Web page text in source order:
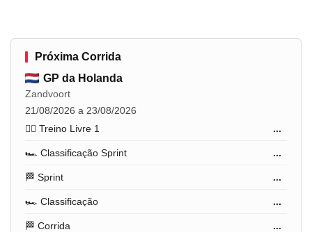
Próxima Corrida
GP da Holanda
Zandvoort
21/08/2026 a 23/08/2026
🏋️‍♂️ Treino Livre 1
...
🏎️ Classificação Sprint ...
🏁 Sprint ...
🏎️ Classificação ...
🏁 Corrida ...